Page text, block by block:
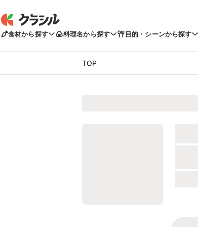
食材から探す 料理名から探す 目的・シーンから探す
TOP